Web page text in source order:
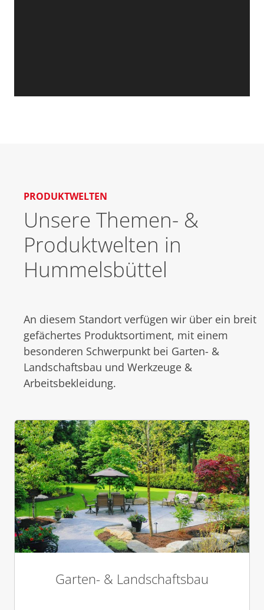
PRODUKTWELTEN
Unsere Themen- &
Produktwelten in
Hummelsbüttel
An diesem Standort verfügen wir über ein breit
gefächertes Produktsortiment, mit einem
besonderen Schwerpunkt bei Garten- &
Landschaftsbau und Werkzeuge &
Arbeitsbekleidung.
Garten- & Landschaftsbau